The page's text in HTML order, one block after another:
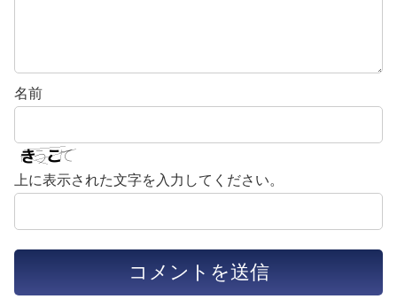
名前
上に表示された文字を入力してください。